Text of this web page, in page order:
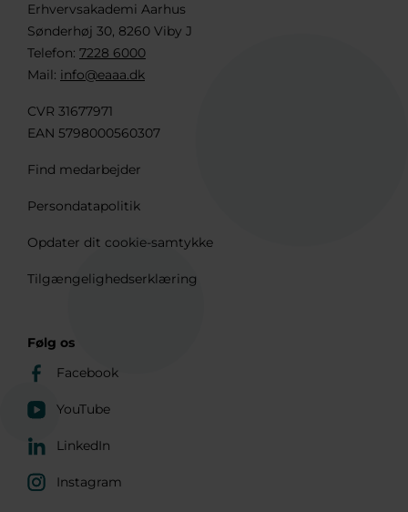
Erhvervsakademi Aarhus
Sønderhøj 30, 8260 Viby J
Telefon: 7228 6000
Mail: info@eaaa.dk
CVR 31677971
EAN 5798000560307
Find medarbejder
Persondatapolitik
Opdater dit cookie-samtykke
Tilgængelighedserklæring
Følg os
Facebook
YouTube
LinkedIn
Instagram